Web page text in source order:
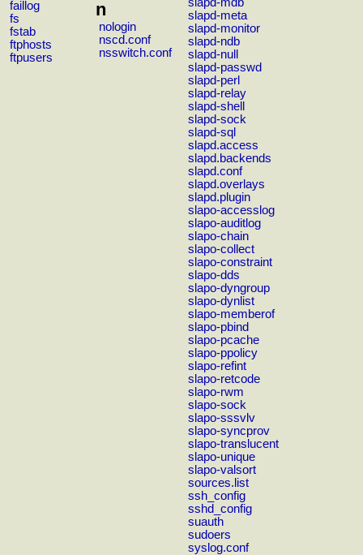
faillog
fs
fstab
ftphosts
ftpusers
n
nologin
nscd.conf
nsswitch.conf
slapd-meta
slapd-monitor
slapd-ndb
slapd-null
slapd-passwd
slapd-perl
slapd-relay
slapd-shell
slapd-sock
slapd-sql
slapd.access
slapd.backends
slapd.conf
slapd.overlays
slapd.plugin
slapo-accesslog
slapo-auditlog
slapo-chain
slapo-collect
slapo-constraint
slapo-dds
slapo-dyngroup
slapo-dynlist
slapo-memberof
slapo-pbind
slapo-pcache
slapo-ppolicy
slapo-refint
slapo-retcode
slapo-rwm
slapo-sock
slapo-sssvlv
slapo-syncprov
slapo-translucent
slapo-unique
slapo-valsort
sources.list
ssh_config
sshd_config
suauth
sudoers
syslog.conf